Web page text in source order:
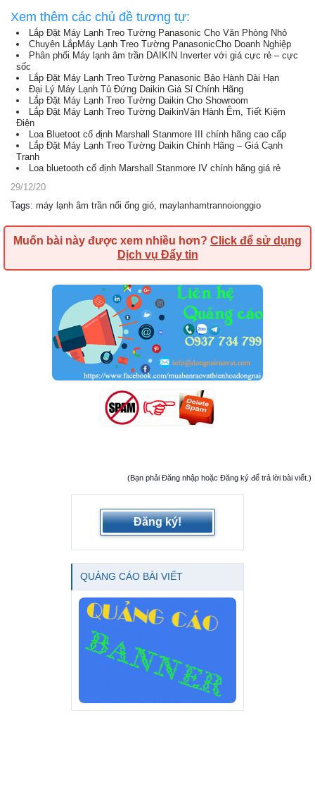
Xem thêm các chủ đề tương tự:
Lắp Đặt Máy Lạnh Treo Tường Panasonic Cho Văn Phòng Nhỏ
Chuyên LắpMáy Lạnh Treo Tường PanasonicCho Doanh Nghiệp
Phân phối Máy lạnh âm trần DAIKIN Inverter với giá cực rẻ – cực
sốc
Lắp Đặt Máy Lạnh Treo Tường Panasonic Bảo Hành Dài Hạn
Đại Lý Máy Lạnh Tủ Đứng Daikin Giá Sỉ Chính Hãng
Lắp Đặt Máy Lạnh Treo Tường Daikin Cho Showroom
Lắp Đặt Máy Lạnh Treo Tường DaikinVận Hành Êm, Tiết Kiệm
Điện
Loa Bluetoot cố định Marshall Stanmore III chính hãng cao cấp
Lắp Đặt Máy Lạnh Treo Tường Daikin Chính Hãng – Giá Cạnh
Tranh
Loa bluetooth cố định Marshall Stanmore IV chính hãng giá rẻ
29/12/20
Tags: máy lạnh âm trần nối ống gió, maylanhamtrannoionggio
Muốn bài này được xem nhiều hơn? Click để sử dụng
Dịch vụ Đẩy tin
(Bạn phải Đăng nhập hoặc Đăng ký để trả lời bài viết.)
Đăng ký!
QUẢNG CÁO BÀI VIẾT